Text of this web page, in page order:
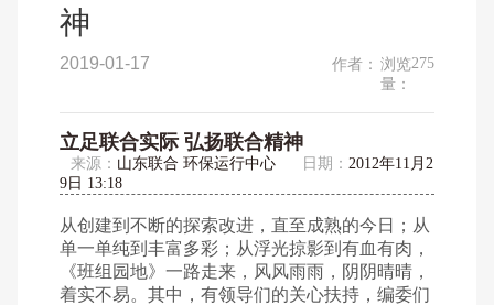
神
2019-01-17 作者： 浏览
量：
275
立足联合实际 弘扬联合精神
来源： 山东联合 环保运行中心 日期： 2012年11月2
9日 13:18
从创建到不断的探索改进，直至成熟的今日；从
单一单纯到丰富多彩；从浮光掠影到有血有肉，
《班组园地》一路走来，风风雨雨，阴阴晴晴，
着实不易。其中，有领导们的关心扶持，编委们